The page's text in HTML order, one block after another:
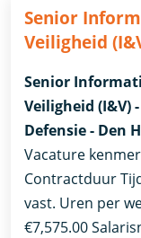
Senior
Veiligheid
Senior
Veiligheid (I&V)
Defensie - Den
Vacature
Contractduur
vast. Uren per
€7,575.00